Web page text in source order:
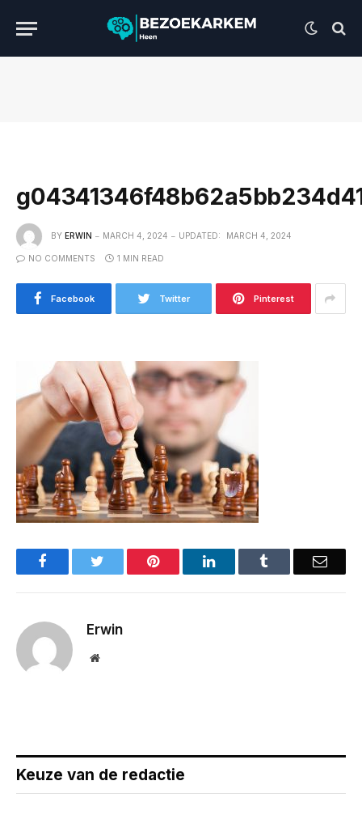
BY ERWIN MARCH 4, 2024 UPDATED: MARCH 4, 2024
NO COMMENTS 1 MIN READ
Facebook Twitter Pinterest
Facebook Pinterest LinkedIn Email
Erwin
Website
Keuze van de redactie